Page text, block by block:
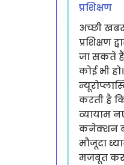
प्रशिक्षण
अच्छी
प्रशिक्षण
जा सकते
कोई भी हो।
करती है
व्यायाम
कनेक्शन
मौजूदा
मजबूत